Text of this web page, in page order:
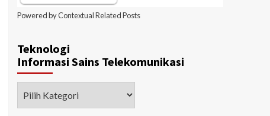
Powered byContextual Related Posts
Teknologi
Informasi Sains Telekomunikasi